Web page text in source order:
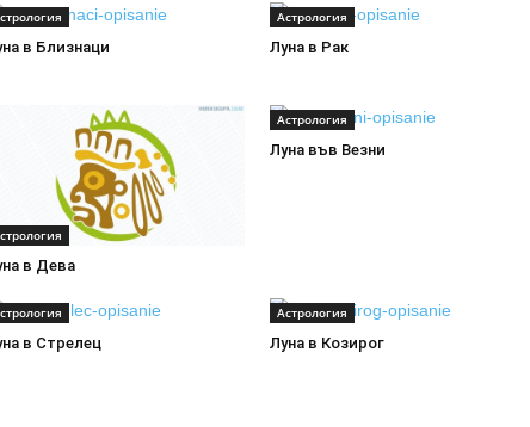
в Близнаци
Астрология
Луна в Рак
в Дева
Астрология
Луна във Везни
в Стрелец
Астрология
Луна в Козирог